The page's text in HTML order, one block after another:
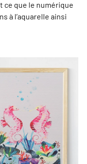
ce que le numérique
à l’aquarelle ainsi